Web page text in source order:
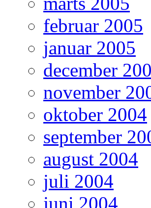
februar 2005
januar 2005
december
november
oktober 2004
september
august 2004
juli 2004
juni 2004